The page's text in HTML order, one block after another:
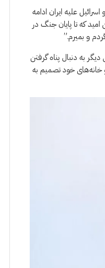
علیه ایران ادامه
به این امید که تا پایان جنگ در
و بمیرم.”
شده‌اند. برخی دیگر به دنبال پناه گرفتن
خانه‌های خود تصمیم به